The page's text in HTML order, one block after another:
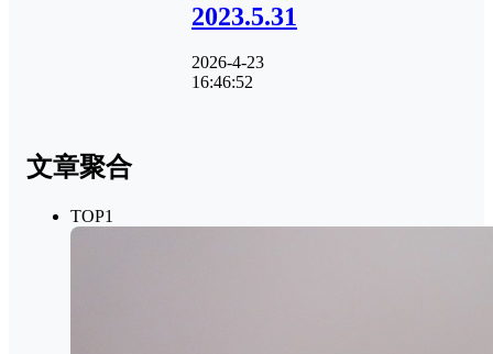
2023.5.31
2026-4-23
16:46:52
文章聚合
TOP1